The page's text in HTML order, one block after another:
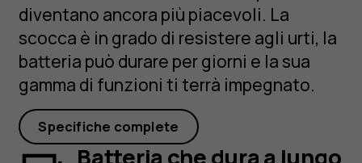
assicurate
HMD 105 4G
Con scocca e batteria fatti per durare, non c'è
mai un momento sbagliato per una bella
chiacchierata.
diventano ancora più piacevoli. La
scocca è in grado di resistere agli urti, la
batteria può durare per giorni e la sua
gamma di funzioni ti terrà impegnato.
Specifiche complete